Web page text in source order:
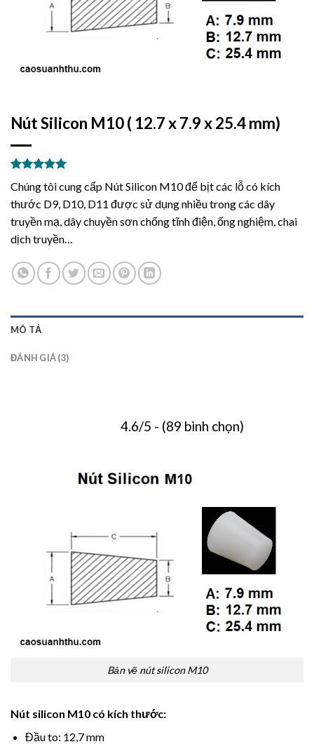
Nút Silicon M10 ( 12.7 x 7.9 x 25.4 mm)
dựa trên
đánh giá
Chúng tôi cung cấp Nút Silicon M10 để bịt các lỗ có kích
thước D9, D10, D11 được sử dụng nhiều trong các dây
truyền mạ, dây chuyền sơn chống tĩnh điện, ống nghiệm, chai
dịch truyền…
MÔ TẢ
ĐÁNH GIÁ (3)
4.6/5 - (89 bình chọn)
Bản vẽ nút silicon M10
Nút silicon M10 có kích thước:
Đầu to: 12,7 mm